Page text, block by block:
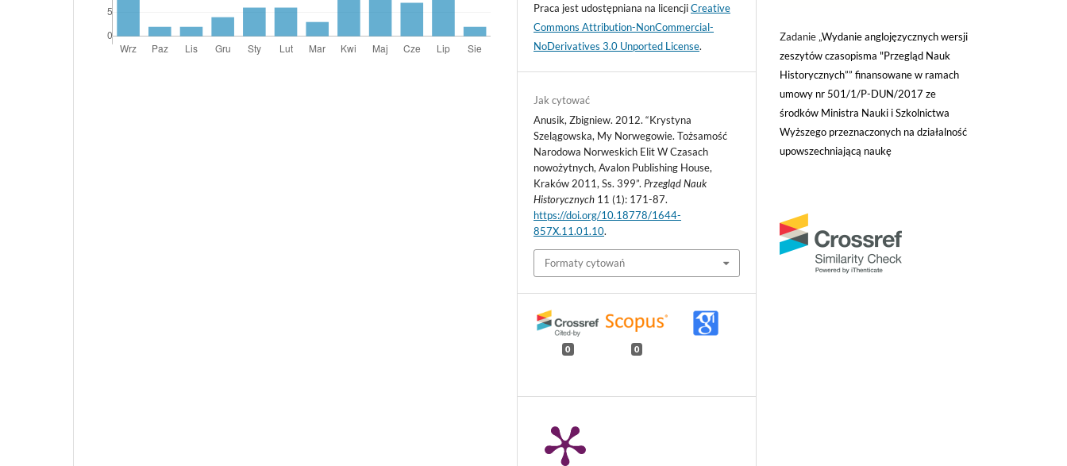
Praca jest udostępniana na licencjiCreative
Commons Attribution-NonCommercial-
NoDerivatives 3.0 Unported License.
Jak cytować
Anusik, Zbigniew. 2012. “Krystyna
Szelągowska, My Norwegowie. Tożsamość
Narodowa Norweskich Elit W Czasach
nowożytnych, Avalon Publishing House,
Kraków 2011, Ss. 399”. Przegląd Nauk
Historycznych 11 (1): 171-87.
https://doi.org/10.18778/1644-
857X.11.01.10.
Formaty cytowań
0 0
Zadanie „Wydanie anglojęzycznych wersji
zeszytów czasopisma "Przegląd Nauk
Historycznych”” finansowane w ramach
umowy nr 501/1/P-DUN/2017 ze
środków Ministra Nauki i Szkolnictwa
Wyższego przeznaczonych na działalność
upowszechniającą naukę